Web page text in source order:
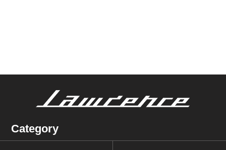
Category